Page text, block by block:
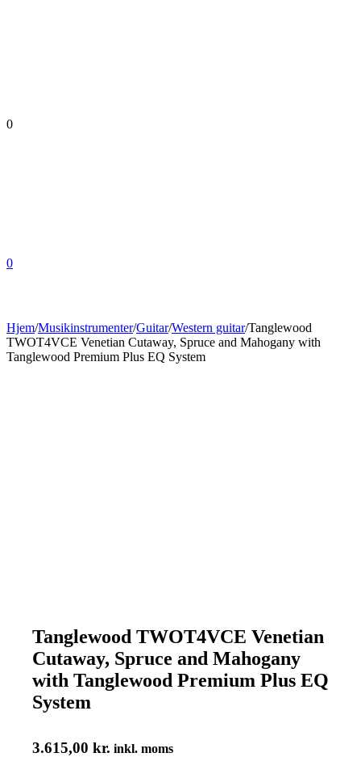
0
0
Hjem/Musikinstrumenter/Guitar/Western guitar/Tanglewood
TWOT4VCE Venetian Cutaway, Spruce and Mahogany with
Tanglewood Premium Plus EQ System
Tanglewood TWOT4VCE Venetian
Cutaway, Spruce and Mahogany
with Tanglewood Premium Plus EQ
System
3.615,00 kr. inkl. moms